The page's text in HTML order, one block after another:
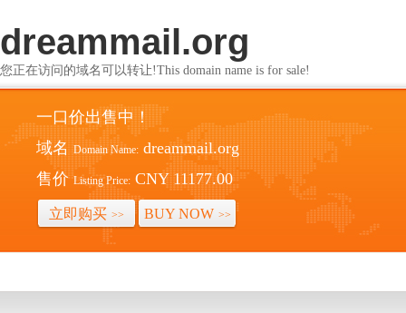
dreammail.org
您正在访问的域名可以转让!This domain name is for sale!
一口价出售中！
域名 Domain Name: dreammail.org
售价 Listing Price: CNY 11177.00
立即购买 >> BUY NOW >>